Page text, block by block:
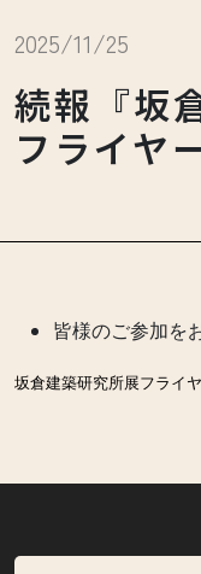
2025/11/25
続報『坂
フライヤ
皆様のご参加を
坂倉建築研究所展フライ